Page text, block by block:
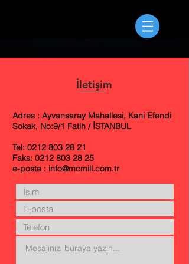
İletişim
Adres : Ayvansaray Mahallesi, Kani Efendi
Sokak, No:9/1 Fatih / İSTANBUL
Tel: 0212 803 28 21
Faks: 0212 803 28 25
e-posta : info@mcmill.com.tr